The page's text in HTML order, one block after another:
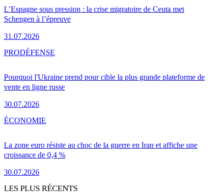
L’Espagne sous pression : la crise migratoire de Ceuta met
Schengen à l’épreuve
31.07.2026
Pourquoi l'Ukraine prend pour cible la plus grande plateforme de
vente en ligne russe
30.07.2026
PRODÉFENSE
La zone euro résiste au choc de la guerre en Iran et affiche une
croissance de 0,4 %
30.07.2026
ÉCONOMIE
LES PLUS RÉCENTS